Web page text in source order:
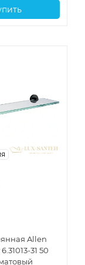
Allen
31 50